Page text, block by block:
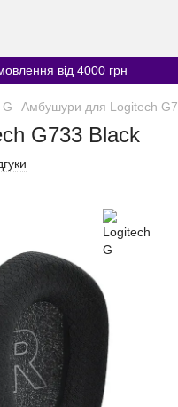
від 4000 грн
Амбушури для Logitech
G733 Black